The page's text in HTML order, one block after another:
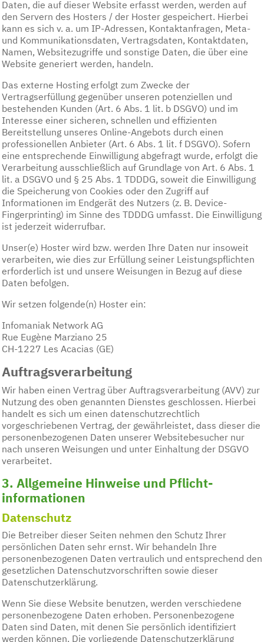
Daten, die auf dieser Website erfasst werden, werden auf
den Servern des Hosters / der Hoster gespeichert. Hierbei
kann es sich v. a. um IP-Adressen, Kontaktanfragen, Meta-
und Kommunikationsdaten, Vertragsdaten, Kontaktdaten,
Namen, Websitezugriffe und sonstige Daten, die über eine
Website generiert werden, handeln.
Das externe Hosting erfolgt zum Zwecke der
Vertragserfüllung gegenüber unseren potenziellen und
bestehenden Kunden (Art. 6 Abs. 1 lit. b DSGVO) und im
Interesse einer sicheren, schnellen und effizienten
Bereitstellung unseres Online-Angebots durch einen
professionellen Anbieter (Art. 6 Abs. 1 lit. f DSGVO). Sofern
eine entsprechende Einwilligung abgefragt wurde, erfolgt die
Verarbeitung ausschließlich auf Grundlage von Art. 6 Abs. 1
lit. a DSGVO und § 25 Abs. 1 TDDDG, soweit die Einwilligung
die Speicherung von Cookies oder den Zugriff auf
Informationen im Endgerät des Nutzers (z. B. Device-
Fingerprinting) im Sinne des TDDDG umfasst. Die Einwilligung
ist jederzeit widerrufbar.
Unser(e) Hoster wird bzw. werden Ihre Daten nur insoweit
verarbeiten, wie dies zur Erfüllung seiner Leistungspflichten
erforderlich ist und unsere Weisungen in Bezug auf diese
Daten befolgen.
Wir setzen folgende(n) Hoster ein:
Infomaniak Network AG
Rue Eugène Marziano 25
CH-1227 Les Acacias (GE)
Auftragsverarbeitung
Wir haben einen Vertrag über Auftragsverarbeitung (AVV) zur
Nutzung des oben genannten Dienstes geschlossen. Hierbei
handelt es sich um einen datenschutzrechtlich
vorgeschriebenen Vertrag, der gewährleistet, dass dieser die
personenbezogenen Daten unserer Websitebesucher nur
nach unseren Weisungen und unter Einhaltung der DSGVO
verarbeitet.
3. Allgemeine Hinweise und Pflicht­
informationen
Datenschutz
Die Betreiber dieser Seiten nehmen den Schutz Ihrer
persönlichen Daten sehr ernst. Wir behandeln Ihre
personenbezogenen Daten vertraulich und entsprechend den
gesetzlichen Datenschutzvorschriften sowie dieser
Datenschutzerklärung.
Wenn Sie diese Website benutzen, werden verschiedene
personenbezogene Daten erhoben. Personenbezogene
Daten sind Daten, mit denen Sie persönlich identifiziert
werden können. Die vorliegende Datenschutzerklärung